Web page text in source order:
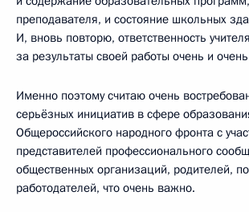
преподавателя, и состояние школьных
И, вновь повторю, ответственность
за результаты своей работы очень и
Именно поэтому считаю очень
серьёзных инициатив в сфере
Общероссийского народного фронта с
представителей профессионального
общественных организаций, родителей,
работодателей, что очень важно.